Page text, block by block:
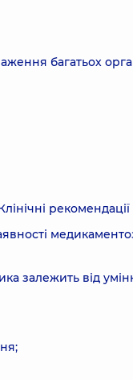
багатьох
залежить від